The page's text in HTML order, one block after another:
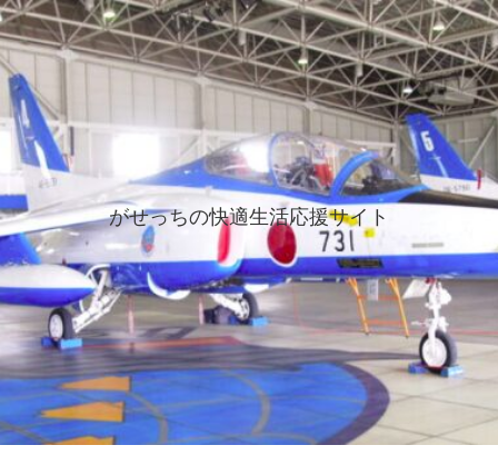
がせっちの快適生活応援サイト